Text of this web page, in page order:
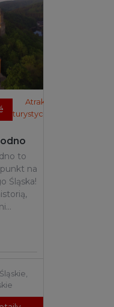
Atrakcje
turystyczne
to
na
Śląska!
,